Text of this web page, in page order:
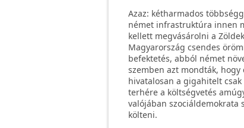
Azaz: kétharmados
német infrastruktúra innen
kellett megvásárolni a
Magyarország csendes
befektetés, abból német
szemben azt mondták,
hivatalosan a gigahitelt
terhére a költségvetés
valójában szociáldemokrata
költeni.